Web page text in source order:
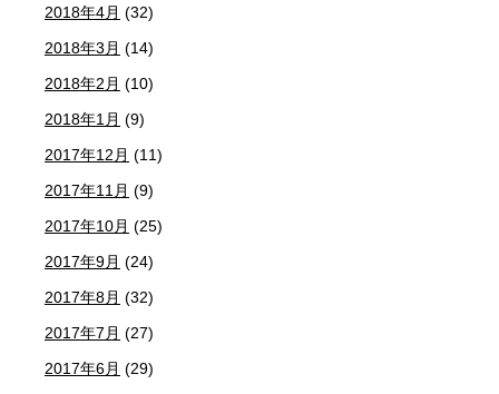
2018年4月 (32)
2018年3月 (14)
2018年2月 (10)
2018年1月 (9)
2017年12月 (11)
2017年11月 (9)
2017年10月 (25)
2017年9月 (24)
2017年8月 (32)
2017年7月 (27)
2017年6月 (29)